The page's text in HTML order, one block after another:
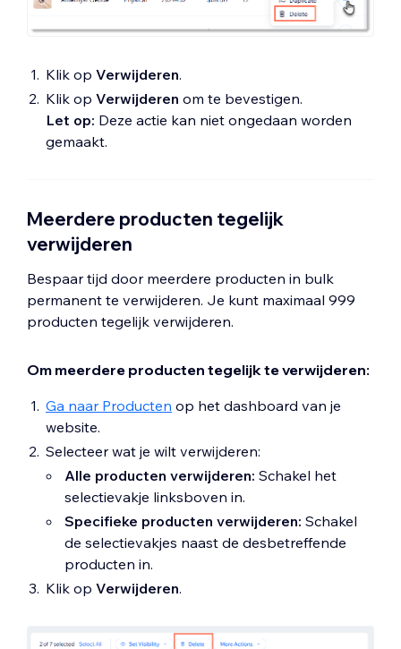
Klik op Verwijderen.
Klik op Verwijderen om te bevestigen.
Let op: Deze actie kan niet ongedaan worden
gemaakt.
Meerdere producten tegelijk
verwijderen
Bespaar tijd door meerdere producten in bulk
permanent te verwijderen. Je kunt maximaal 999
producten tegelijk verwijderen.
Om meerdere producten tegelijk te verwijderen:
Ga naar Producten op het dashboard van je
website.
Selecteer wat je wilt verwijderen:
Alle producten verwijderen: Schakel het
selectievakje linksboven in.
Specifieke producten verwijderen: Schakel
de selectievakjes naast de desbetreffende
producten in.
Klik op Verwijderen.